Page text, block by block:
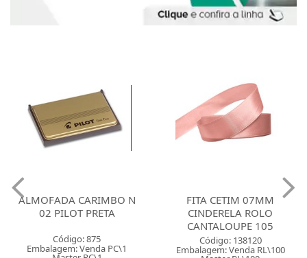
ALMOFADA CARIMBO N
02 PILOT PRETA
Código: 875
Embalagem: Venda PC\1
FITA CETIM 07MM
CINDERELA ROLO
CANTALOUPE 105
Código: 138120
Embalagem: Venda RL\100